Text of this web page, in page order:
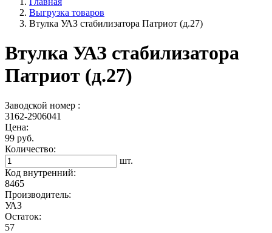
Выгрузка товаров
Втулка УАЗ стабилизатора Патриот (д.27)
Втулка УАЗ стабилизатора
Патриот (д.27)
Заводской номер :
3162-2906041
Цена:
99 руб.
Количество:
шт.
Код внутренний:
8465
Производитель:
УАЗ
Остаток:
57